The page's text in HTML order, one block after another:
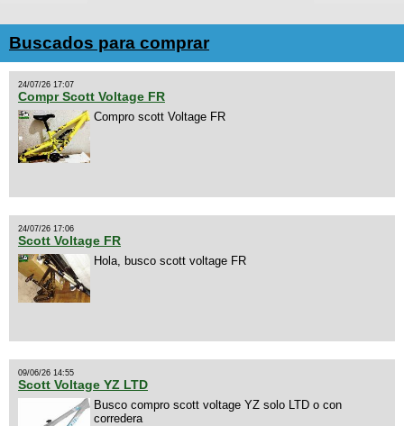
Buscados para comprar
24/07/26 17:07
Compr Scott Voltage FR
Compro scott Voltage FR
24/07/26 17:06
Scott Voltage FR
Hola, busco scott voltage FR
09/06/26 14:55
Scott Voltage YZ LTD
Busco compro scott voltage YZ solo LTD o con
corredera